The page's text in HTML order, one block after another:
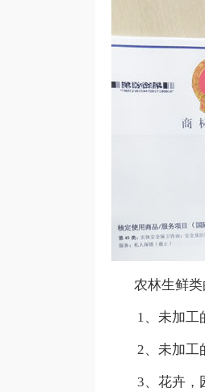
农林生鲜类
1、未加工
2、未加工的
3、花卉，园